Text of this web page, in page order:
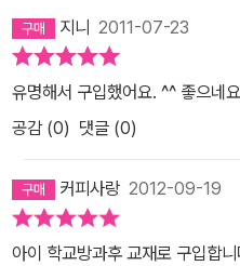
지니 2011-07-23
유명해서 구입했어요. ^^ 좋으네
공감 (0) 댓글 (0)
커피사랑 2012-09-19
아이 학교방과후 교재로 구입합니